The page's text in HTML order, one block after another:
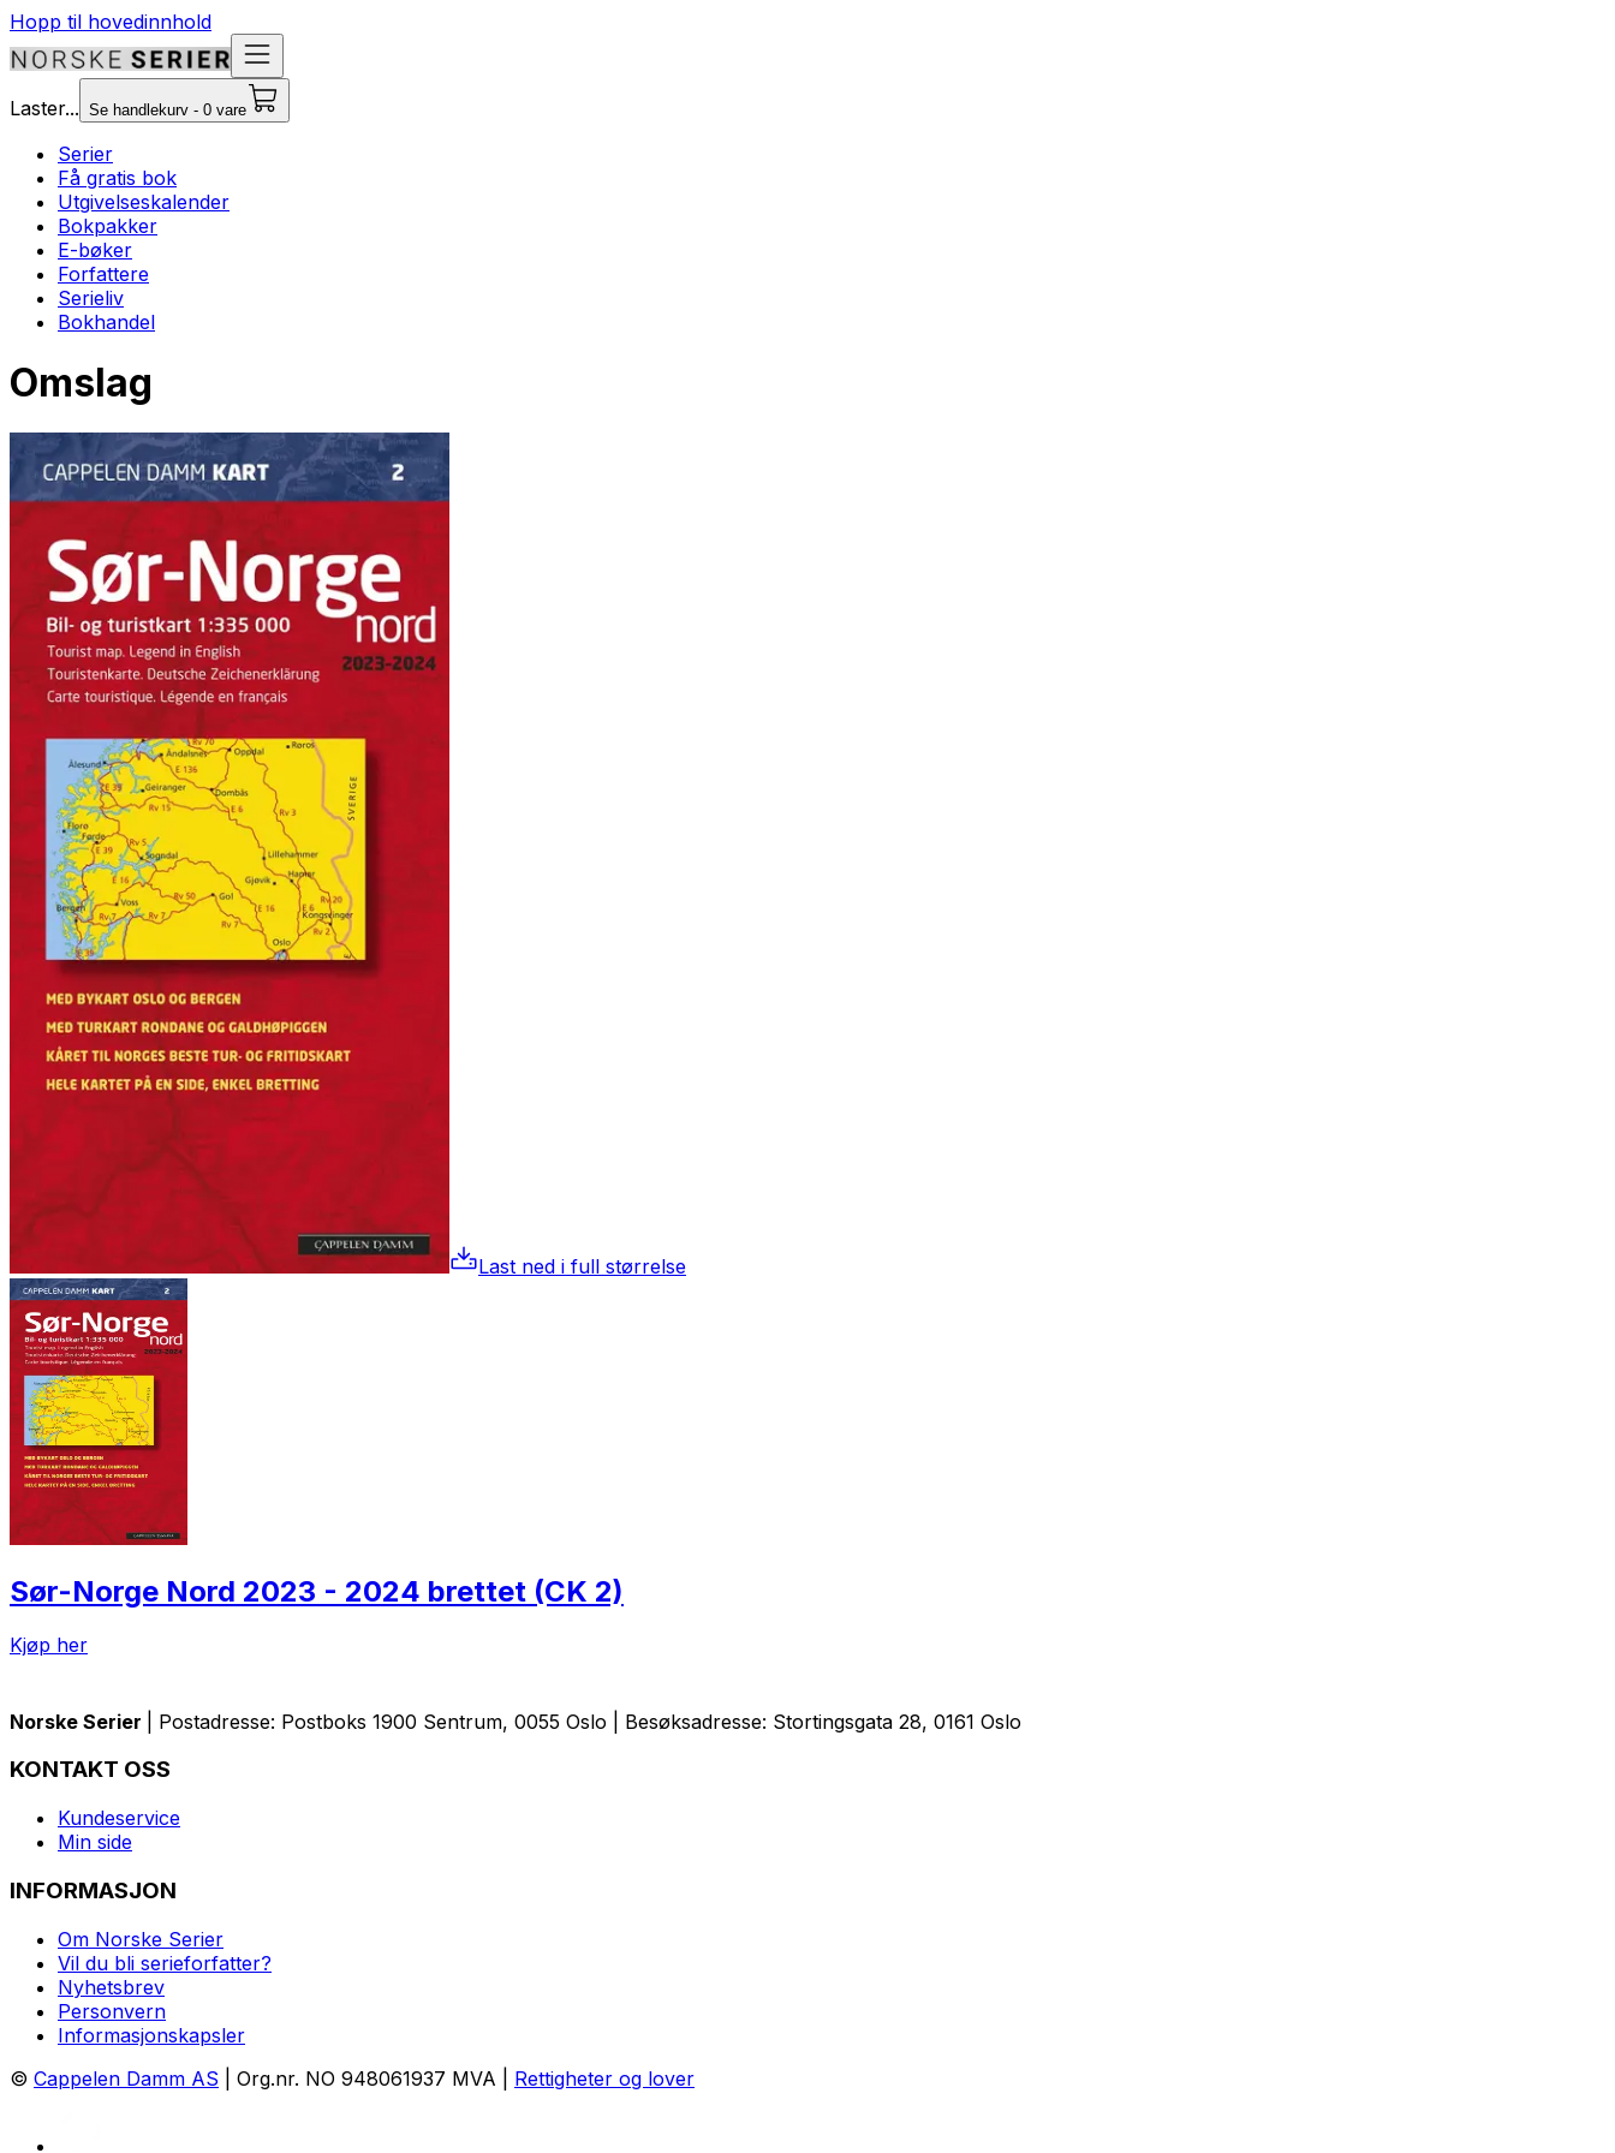
Hopp til hovedinnhold
Laster... Se handlekurv - 0 vare
Serier
Få gratis bok
Utgivelseskalender
Bokpakker
E-bøker
Forfattere
Serieliv
Bokhandel
Omslag
Last ned i full størrelse
Sør-Norge Nord 2023 - 2024 brettet (CK 2)
Kjøp her
Norske Serier | Postadresse: Postboks 1900 Sentrum, 0055 Oslo | Besøksadresse: Stortingsgata 28, 0161 Oslo
KONTAKT OSS
Kundeservice
Min side
INFORMASJON
Om Norske Serier
Vil du bli serieforfatter?
Nyhetsbrev
Personvern
Informasjonskapsler
© Cappelen Damm AS | Org.nr. NO 948061937 MVA | Rettigheter og lover